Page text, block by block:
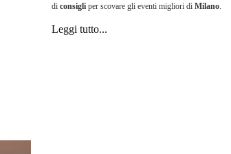
di consigli per scovare gli eventi migliori di Milano
Leggi tutto...